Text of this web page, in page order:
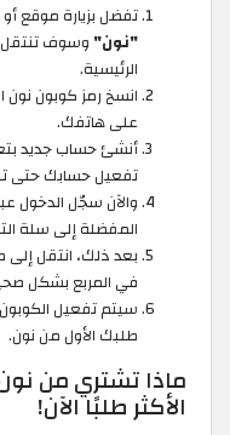
تفضل بزيارة موقع
"نون" وسوف تنتقل
الرئيسية.
انسخ رمز كوبون
على هاتفك.
أنشئ حساب جديد
تفعيل حسابك حتى
والآن سجّل الدخول
المفضلة إلى سلة
بعد ذلك، انتقل
في المربع بشكل
سيتم تفعيل
طلبك الأول من نون.
ماذا تشتري من
الأكثر طلبًا الآن!